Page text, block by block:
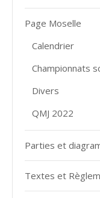
Page Moselle
Calendrier
Championnats
Divers
QMJ 2022
Parties et
Textes et